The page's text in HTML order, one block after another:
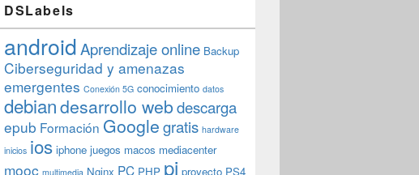
DSLabels
androidAprendizaje online Backup
Ciberseguridad y amenazas
emergentes Conexión 5G conocimiento datos
debiandesarrollo webdescarga
epub Formación Googlegratis hardware
inicios ios iphone juegos macos mediacenter
mooc multimedia Nginx PC PHP pi proyecto PS4